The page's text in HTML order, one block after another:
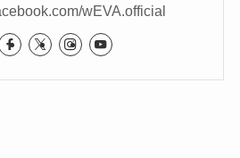
wEVA.official